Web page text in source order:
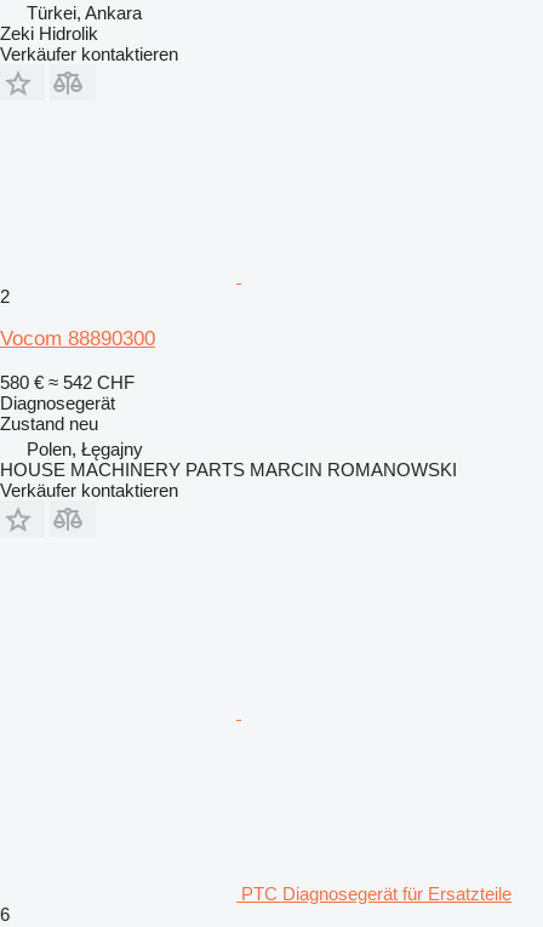
Türkei, Ankara
Zeki Hidrolik
Verkäufer kontaktieren
2
Vocom 88890300
580 € ≈ 542 CHF
Diagnosegerät
Zustand neu
Polen, Łęgajny
HOUSE MACHINERY PARTS MARCIN ROMANOWSKI
Verkäufer kontaktieren
PTC Diagnosegerät für Ersatzteile
6